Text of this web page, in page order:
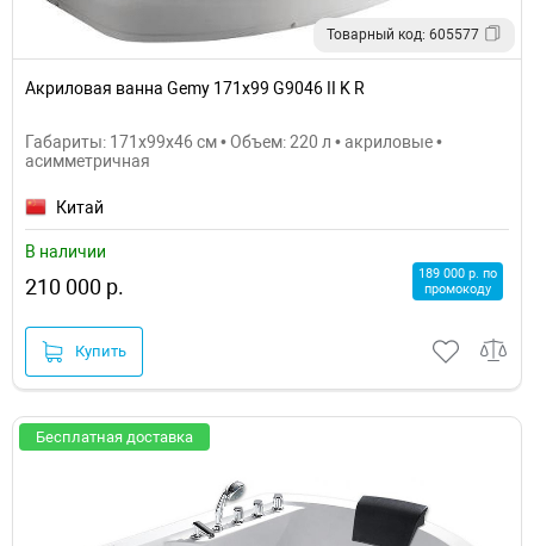
Товарный код: 605577
Акриловая ванна Gemy 171x99 G9046 II K R
Габариты: 171x99x46 см • Объем: 220 л • акриловые •
асимметричная
Китай
В наличии
210 000 р.
189 000 р. по
промокоду
Купить
Бесплатная доставка